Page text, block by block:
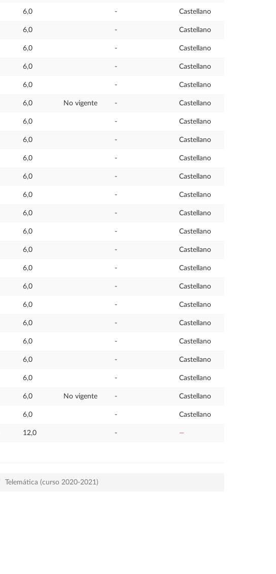
6,0 - Castellano
6,0 - Castellano
6,0 - Castellano
6,0 - Castellano
6,0 - Castellano
6,0 No vigente - Castellano
6,0 - Castellano
6,0 - Castellano
6,0 - Castellano
6,0 - Castellano
6,0 - Castellano
6,0 - Castellano
6,0 - Castellano
6,0 - Castellano
6,0 - Castellano
6,0 - Castellano
6,0 - Castellano
6,0 - Castellano
6,0 - Castellano
6,0 - Castellano
6,0 - Castellano
6,0 No vigente - Castellano
6,0 - Castellano
12,0 - —
Telemática (curso 2020-2021)